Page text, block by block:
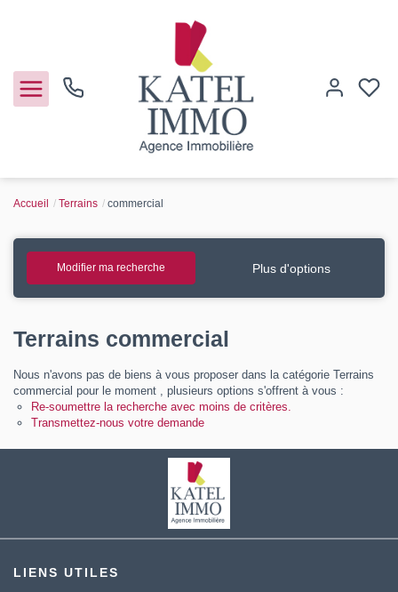
Vendre
Guide de l'immo
Contact
Katel Viager
Accueil Terrains commercial
Modifier ma recherche Plus d'options
Terrains commercial
Nous n'avons pas de biens à vous proposer dans la catégorie Terrains
commercial pour le moment , plusieurs options s'offrent à vous :
Re-soumettre la recherche avec moins de critères.
Transmettez-nous votre demande
LIENS UTILES